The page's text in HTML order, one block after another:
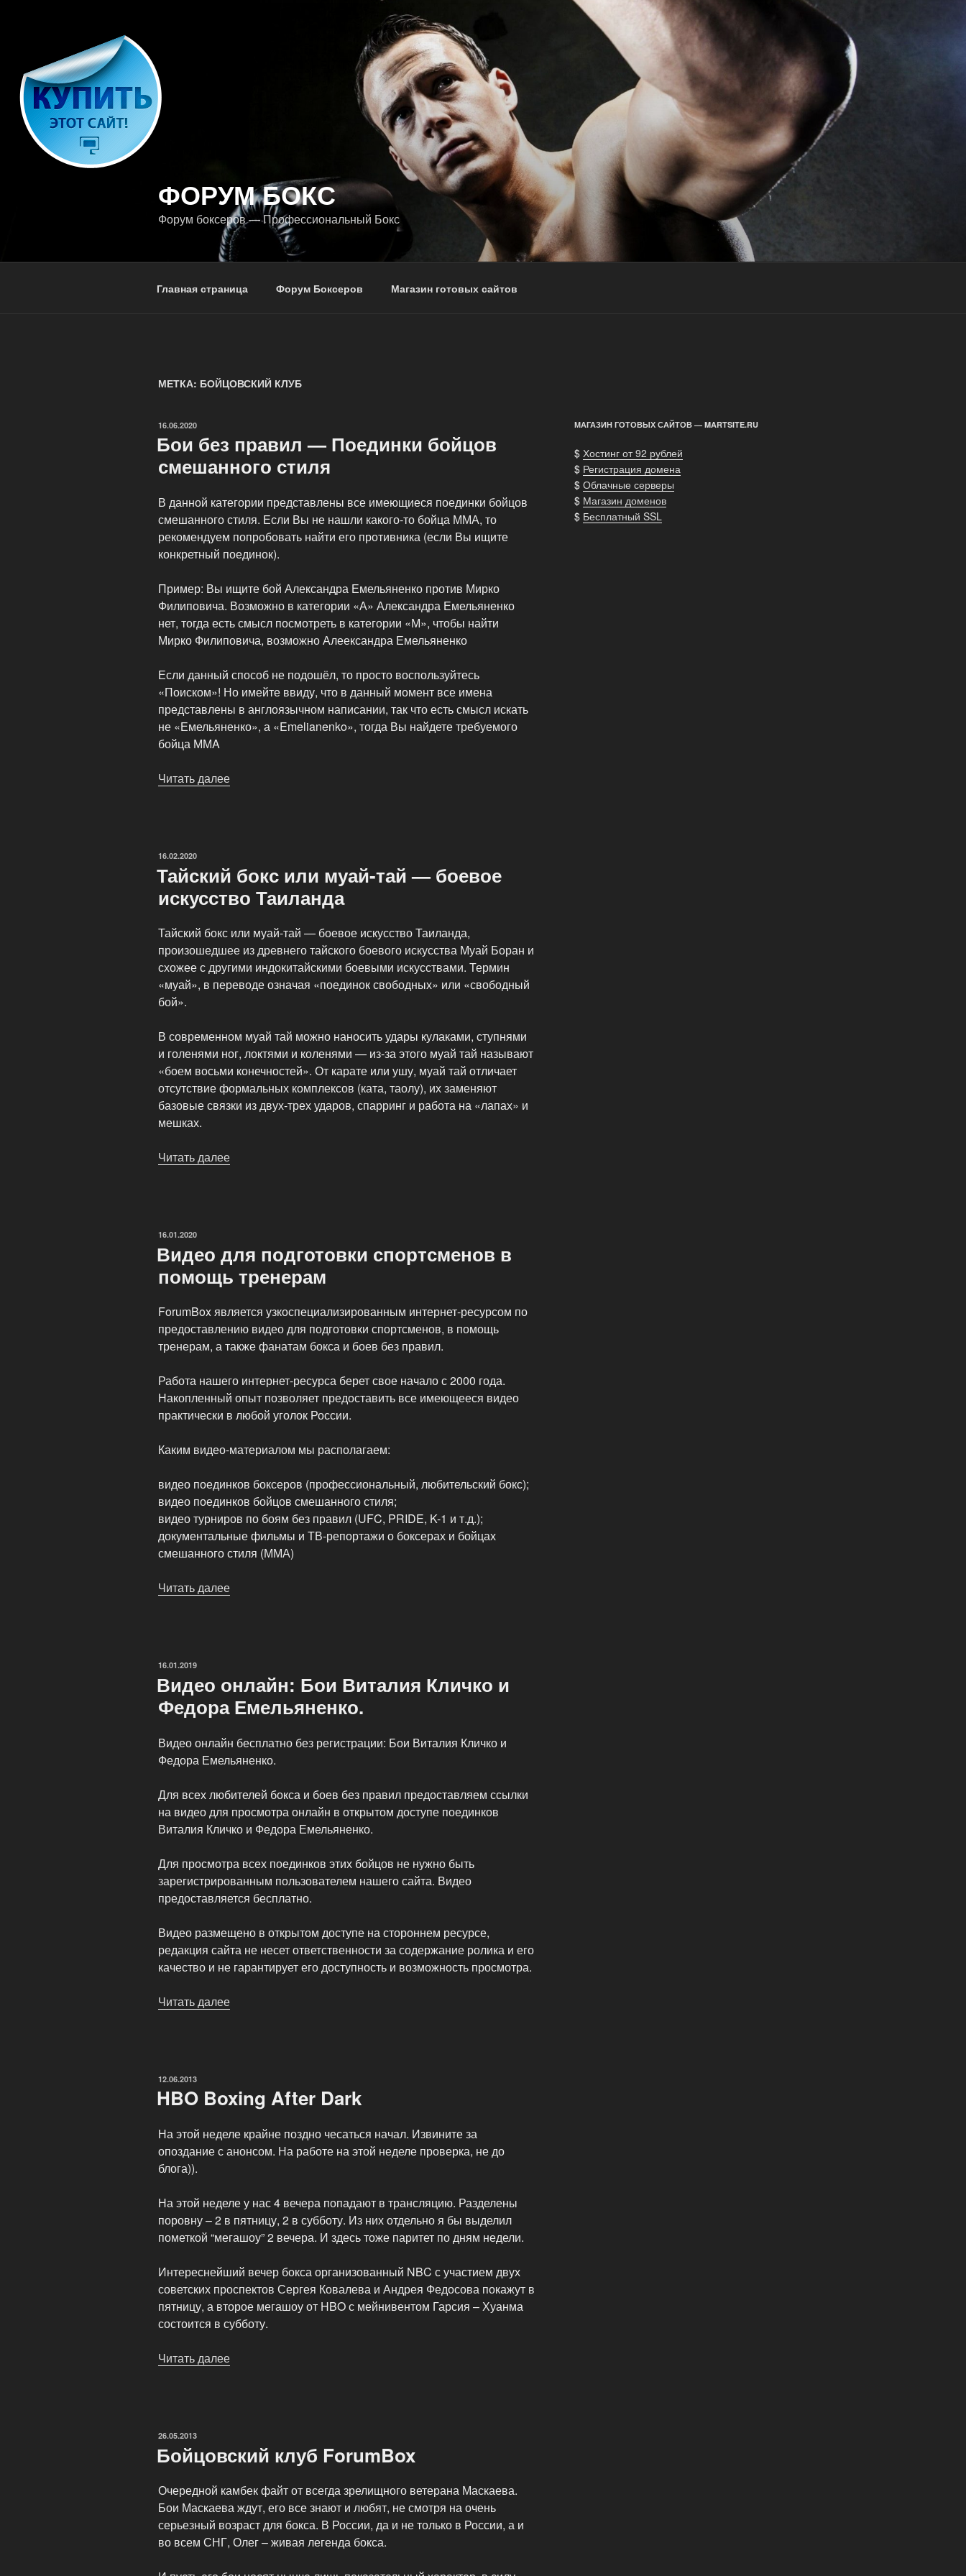
ФОРУМ БОКС
Форум боксеров — Профессиональный Бокс
Главная страница Форум Боксеров Магазин готовых сайтов
МЕТКА: БОЙЦОВСКИЙ КЛУБ
ОПУБЛИКОВАНО
16.06.2020
Бои без правил — Поединки бойцов
смешанного стиля
В данной категории представлены все имеющиеся поединки бойцов
смешанного стиля. Если Вы не нашли какого-то бойца ММА, то
рекомендуем попробовать найти его противника (если Вы ищите
конкретный поединок).
Пример: Вы ищите бой Александра Емельяненко против Мирко
Филиповича. Возможно в категории «А» Александра Емельяненко
нет, тогда есть смысл посмотреть в категории «М», чтобы найти
Мирко Филиповича, возможно Алеександра Емельяненко
Если данный способ не подошёл, то просто воспользуйтесь
«Поиском»! Но имейте ввиду, что в данный момент все имена
представлены в англоязычном написании, так что есть смысл искать
не «Емельяненко», а «Emelianenko», тогда Вы найдете требуемого
бойца ММA
Читать далее
смешанного
стиля»
ОПУБЛИКОВАНО
16.02.2020
Тайский бокс или муай-тай — боевое
искусство Таиланда
Тайский бокс или муай-тай — боевое искусство Таиланда,
произошедшее из древнего тайского боевого искусства Муай Боран и
схожее с другими индокитайскими боевыми искусствами. Термин
«муай», в переводе означая «поединок свободных» или «свободный
бой».
В современном муай тай можно наносить удары кулаками, ступнями
и голенями ног, локтями и коленями — из-за этого муай тай называют
«боем восьми конечностей». От карате или ушу, муай тай отличает
отсутствие формальных комплексов (ката, таолу), их заменяют
базовые связки из двух-трех ударов, спарринг и работа на «лапах» и
мешках.
Читать далее
боевое
искусство
ОПУБЛИКОВАНО
16.01.2020
Видео для подготовки спортсменов в
помощь тренерам
ForumBox является узкоспециализированным интернет-ресурсом по
предоставлению видео для подготовки спортсменов, в помощь
тренерам, а также фанатам бокса и боев без правил.
Работа нашего интернет-ресурса берет свое начало с 2000 года.
Накопленный опыт позволяет предоставить все имеющееся видео
практически в любой уголок России.
Каким видео-материалом мы располагаем:
видео поединков боксеров (профессиональный, любительский бокс);
видео поединков бойцов смешанного стиля;
видео турниров по боям без правил (UFC, PRIDE, K-1 и т.д.);
документальные фильмы и ТВ-репортажи о боксерах и бойцах
смешанного стиля (ММА)
Читать далее
помощь
тренерам»
ОПУБЛИКОВАНО
16.01.2019
Видео онлайн: Бои Виталия Кличко и
Федора Емельяненко.
Видео онлайн бесплатно без регистрации: Бои Виталия Кличко и
Федора Емельяненко.
Для всех любителей бокса и боев без правил предоставляем ссылки
на видео для просмотра онлайн в открытом доступе поединков
Виталия Кличко и Федора Емельяненко.
Для просмотра всех поединков этих бойцов не нужно быть
зарегистрированным пользователем нашего сайта. Видео
предоставляется бесплатно.
Видео размещено в открытом доступе на стороннем ресурсе,
редакция сайта не несет ответственности за содержание ролика и его
качество и не гарантирует его доступность и возможность просмотра.
Читать далее
Федора
ОПУБЛИКОВАНО
12.06.2013
HBO Boxing After Dark
На этой неделе крайне поздно чесаться начал. Извините за
опоздание с анонсом. На работе на этой неделе проверка, не до
блога)).
На этой неделе у нас 4 вечера попадают в трансляцию. Разделены
поровну – 2 в пятницу, 2 в субботу. Из них отдельно я бы выделил
пометкой “мегашоу” 2 вечера. И здесь тоже паритет по дням недели.
Интереснейший вечер бокса организованный NBC с участием двух
советских проспектов Сергея Ковалева и Андрея Федосова покажут в
пятницу, а второе мегашоу от HBO с мейнивентом Гарсия – Хуанма
состоится в субботу.
Читать далее
ОПУБЛИКОВАНО
26.05.2013
Бойцовский клуб ForumBox
Очередной камбек файт от всегда зрелищного ветерана Маскаева.
Бои Маскаева ждут, его все знают и любят, не смотря на очень
серьезный возраст для бокса. В России, да и не только в России, а и
во всем СНГ, Олег – живая легенда бокса.
МАГАЗИН ГОТОВЫХ САЙТОВ — MARTSITE.RU
$ Хостинг от 92 рублей
$ Регистрация домена
$ Облачные серверы
$ Магазин доменов
$ Бесплатный SSL